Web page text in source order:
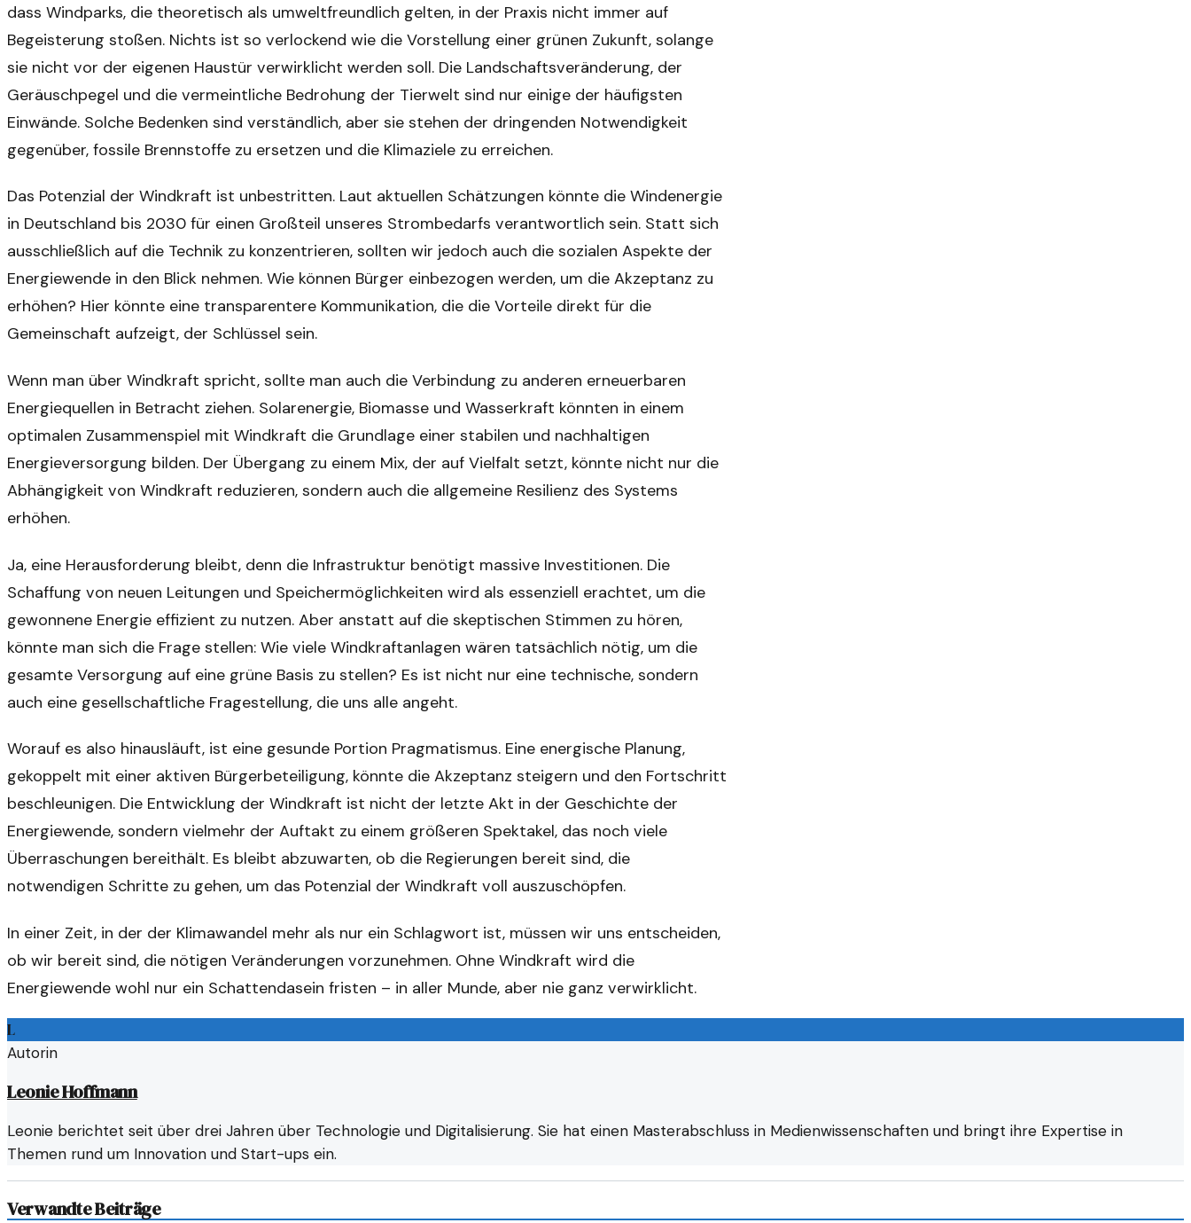
dass Windparks, die theoretisch als umweltfreundlich gelten, in der Praxis nicht immer auf
Begeisterung stoßen. Nichts ist so verlockend wie die Vorstellung einer grünen Zukunft, solange
sie nicht vor der eigenen Haustür verwirklicht werden soll. Die Landschaftsveränderung, der
Geräuschpegel und die vermeintliche Bedrohung der Tierwelt sind nur einige der häufigsten
Einwände. Solche Bedenken sind verständlich, aber sie stehen der dringenden Notwendigkeit
gegenüber, fossile Brennstoffe zu ersetzen und die Klimaziele zu erreichen.
Das Potenzial der Windkraft ist unbestritten. Laut aktuellen Schätzungen könnte die Windenergie
in Deutschland bis 2030 für einen Großteil unseres Strombedarfs verantwortlich sein. Statt sich
ausschließlich auf die Technik zu konzentrieren, sollten wir jedoch auch die sozialen Aspekte der
Energiewende in den Blick nehmen. Wie können Bürger einbezogen werden, um die Akzeptanz zu
erhöhen? Hier könnte eine transparentere Kommunikation, die die Vorteile direkt für die
Gemeinschaft aufzeigt, der Schlüssel sein.
Wenn man über Windkraft spricht, sollte man auch die Verbindung zu anderen erneuerbaren
Energiequellen in Betracht ziehen. Solarenergie, Biomasse und Wasserkraft könnten in einem
optimalen Zusammenspiel mit Windkraft die Grundlage einer stabilen und nachhaltigen
Energieversorgung bilden. Der Übergang zu einem Mix, der auf Vielfalt setzt, könnte nicht nur die
Abhängigkeit von Windkraft reduzieren, sondern auch die allgemeine Resilienz des Systems
erhöhen.
Ja, eine Herausforderung bleibt, denn die Infrastruktur benötigt massive Investitionen. Die
Schaffung von neuen Leitungen und Speichermöglichkeiten wird als essenziell erachtet, um die
gewonnene Energie effizient zu nutzen. Aber anstatt auf die skeptischen Stimmen zu hören,
könnte man sich die Frage stellen: Wie viele Windkraftanlagen wären tatsächlich nötig, um die
gesamte Versorgung auf eine grüne Basis zu stellen? Es ist nicht nur eine technische, sondern
auch eine gesellschaftliche Fragestellung, die uns alle angeht.
Worauf es also hinausläuft, ist eine gesunde Portion Pragmatismus. Eine energische Planung,
gekoppelt mit einer aktiven Bürgerbeteiligung, könnte die Akzeptanz steigern und den Fortschritt
beschleunigen. Die Entwicklung der Windkraft ist nicht der letzte Akt in der Geschichte der
Energiewende, sondern vielmehr der Auftakt zu einem größeren Spektakel, das noch viele
Überraschungen bereithält. Es bleibt abzuwarten, ob die Regierungen bereit sind, die
notwendigen Schritte zu gehen, um das Potenzial der Windkraft voll auszuschöpfen.
In einer Zeit, in der der Klimawandel mehr als nur ein Schlagwort ist, müssen wir uns entscheiden,
ob wir bereit sind, die nötigen Veränderungen vorzunehmen. Ohne Windkraft wird die
Energiewende wohl nur ein Schattendasein fristen – in aller Munde, aber nie ganz verwirklicht.
L
Autorin
Leonie Hoffmann
Leonie berichtet seit über drei Jahren über Technologie und Digitalisierung. Sie hat einen Masterabschluss in Medienwissenschaften und bringt ihre Expertise in
Themen rund um Innovation und Start-ups ein.
Verwandte Beiträge